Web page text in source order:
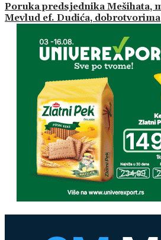
Poruka predsjednika Mešihata,
Mevlud ef. Dudića, dobrotvorima